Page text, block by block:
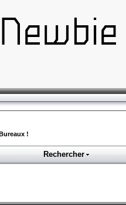
!
Rechercher